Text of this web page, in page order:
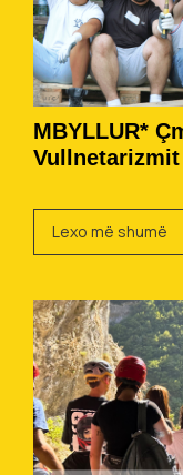
MBYLLUR*
Lexo më shumë